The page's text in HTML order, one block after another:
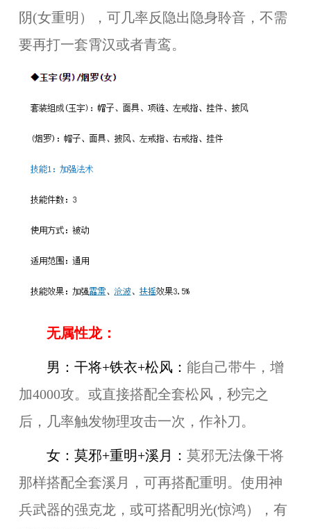
阴(女重明），可几率反隐出隐身聆音，不需
要再打一套霄汉或者青鸾。
无属性龙：
男：干将+铁衣+松风： 能自己带牛，增
加4000攻。或直接搭配全套松风，秒完之
后，几率触发物理攻击一次，作补刀。
女：莫邪+重明+溪月： 莫邪无法像干将
那样搭配全套溪月，可再搭配重明。使用神
兵武器的强克龙，或可搭配明光(惊鸿），有